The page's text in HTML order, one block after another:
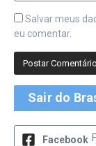
Salvar meus
eu comentar.
Sair do
Facebook